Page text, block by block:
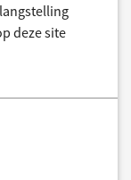
deze site